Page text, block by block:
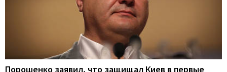
Порошенко заявил, что защищал Киев в первые